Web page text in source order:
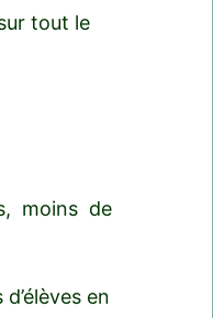
tout le
moins de
en